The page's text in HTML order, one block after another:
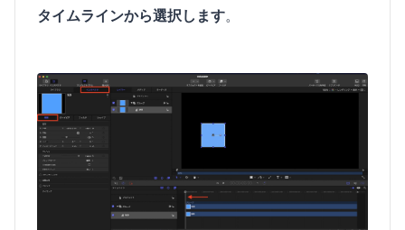
タイムラインから選択します。